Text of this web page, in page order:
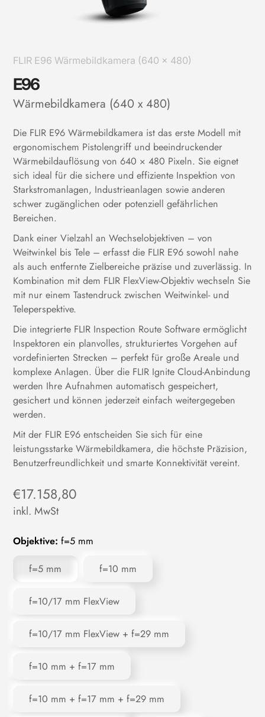
FLIR E96 Wärmebildkamera (640 x 480)
E96
Wärmebildkamera (640 x 480)
Die FLIR E96 Wärmebildkamera ist das erste Modell mit
ergonomischem Pistolengriff und beeindruckender
Wärmebildauflösung von 640 × 480 Pixeln. Sie eignet
sich ideal für die sichere und effiziente Inspektion von
Starkstromanlagen, Industrieanlagen sowie anderen
schwer zugänglichen oder potenziell gefährlichen
Bereichen.
Dank einer Vielzahl an Wechselobjektiven – von
Weitwinkel bis Tele – erfasst die FLIR E96 sowohl nahe
als auch entfernte Zielbereiche präzise und zuverlässig. In
Kombination mit dem FLIR FlexView-Objektiv wechseln Sie
mit nur einem Tastendruck zwischen Weitwinkel- und
Teleperspektive.
Die integrierte FLIR Inspection Route Software ermöglicht
Inspektoren ein planvolles, strukturiertes Vorgehen auf
vordefinierten Strecken – perfekt für große Areale und
komplexe Anlagen. Über die FLIR Ignite Cloud-Anbindung
werden Ihre Aufnahmen automatisch gespeichert,
gesichert und können jederzeit einfach weitergegeben
werden.
Mit der FLIR E96 entscheiden Sie sich für eine
leistungsstarke Wärmebildkamera, die höchste Präzision,
Benutzerfreundlichkeit und smarte Konnektivität vereint.
Regulärer
Preis
€17.158,80
inkl. MwSt
Objektive: f=5 mm
f=5 mm f=10 mm
f=10/17 mm FlexView
f=10/17 mm FlexView + f=29 mm
f=10 mm + f=17 mm
f=10 mm + f=17 mm + f=29 mm